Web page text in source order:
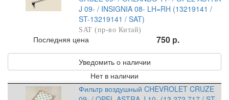
J 09- / INSIGNIA 08- LH=RH (13219141 /
ST-13219141 / SAT)
SAT (пр-во Китай)
Последняя цена 750 р.
Уведомить о наличии
Нет в наличии
Фильтр воздушный CHEVROLET CRUZE